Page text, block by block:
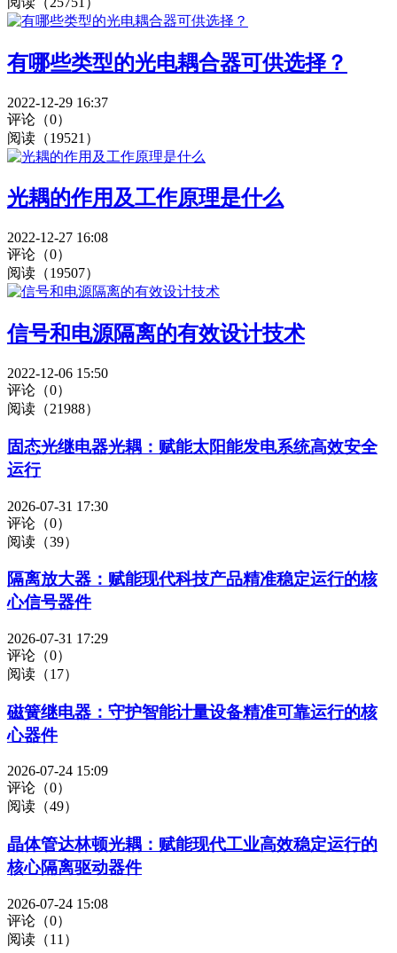
有哪些类型的光电耦合器可供选择？
2022-12-29 16:37
评论（0）
阅读（19521）
光耦的作用及工作原理是什么
2022-12-27 16:08
评论（0）
阅读（19507）
信号和电源隔离的有效设计技术
2022-12-06 15:50
评论（0）
阅读（21988）
固态光继电器光耦：赋能太阳能发电系统高效安全
运行
2026-07-31 17:30
评论（0）
阅读（39）
隔离放大器：赋能现代科技产品精准稳定运行的核
心信号器件
2026-07-31 17:29
评论（0）
阅读（17）
磁簧继电器：守护智能计量设备精准可靠运行的核
心器件
2026-07-24 15:09
评论（0）
阅读（49）
晶体管达林顿光耦：赋能现代工业高效稳定运行的
核心隔离驱动器件
2026-07-24 15:08
评论（0）
阅读（11）